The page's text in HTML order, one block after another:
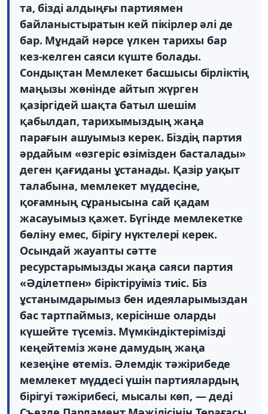
та, бізді алдыңғы партиямен
байланыстыратын кей пікірлер әлі де
бар. Мұндай нәрсе үлкен тарихы бар
кез-келген саяси күште болады.
Сондықтан Мемлекет басшысы бірліктің
маңызы жөнінде айтып жүрген
қазіргідей шақта батыл шешім
қабылдап, тарихымыздың жаңа
парағын ашуымыз керек. Біздің партия
әрдайым «өзгеріс өзімізден басталады»
деген қағиданы ұстанады. Қазір уақыт
талабына, мемлекет мүддесіне,
қоғамның сұранысына сай қадам
жасауымыз қажет. Бүгінде мемлекетке
бөліну емес, бірігу нүктелері керек.
Осындай жауапты сәтте
ресурстарымызды жаңа саяси партия
«Әділетпен» біріктіруіміз тиіс. Біз
ұстанымдарымыз бен идеяларымыздан
бас тартпаймыз, керісінше оларды
күшейте түсеміз. Мүмкіндіктерімізді
кеңейтеміз және дамудың жаңа
кезеңіне өтеміз. Әлемдік тәжірибеде
мемлекет мүддесі үшін партиялардың
бірігуі тәжірибесі, мысалы көп, — деді